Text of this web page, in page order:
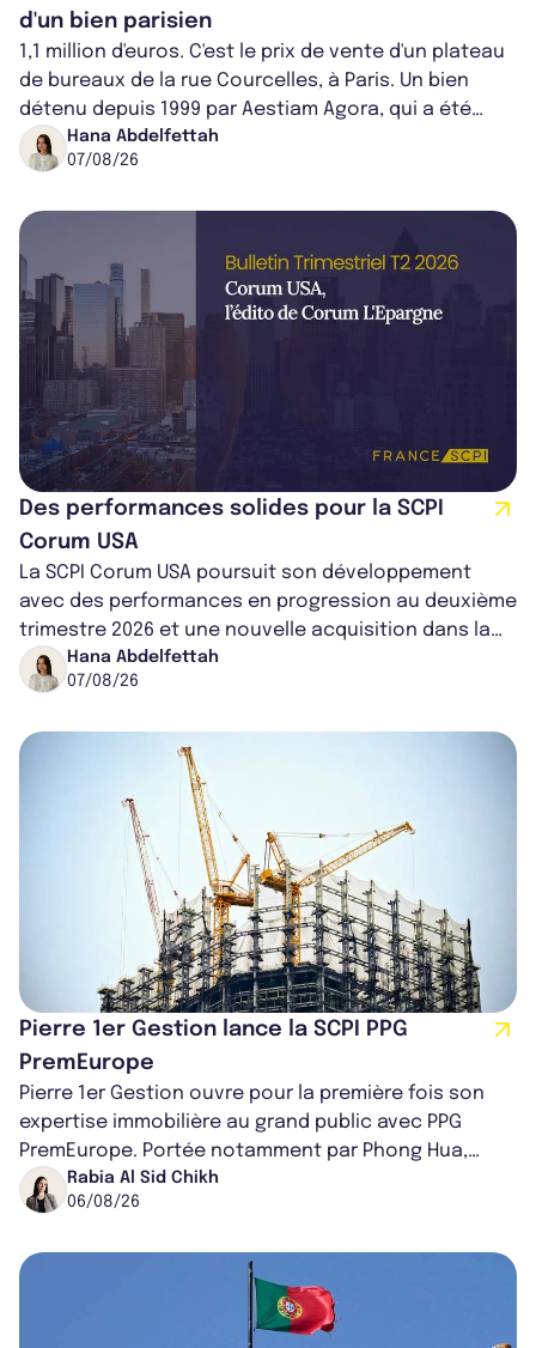
d'un bien parisien
1,1 million d'euros. C'est le prix de vente d'un plateau
de bureaux de la rue Courcelles, à Paris. Un bien
détenu depuis 1999 par Aestiam Agora, qui a été
cédé avec une plus-value...
Hana Abdelfettah
07/08/26
Des performances solides pour la SCPI
Corum USA
La SCPI Corum USA poursuit son développement
avec des performances en progression au deuxième
trimestre 2026 et une nouvelle acquisition dans la
région de Chicago. Entre hausse de...
Hana Abdelfettah
07/08/26
Pierre 1er Gestion lance la SCPI PPG
PremEurope
Pierre 1er Gestion ouvre pour la première fois son
expertise immobilière au grand public avec PPG
PremEurope. Portée notamment par Phong Hua,
ancien directeur des investissements d...
Rabia Al Sid Chikh
06/08/26